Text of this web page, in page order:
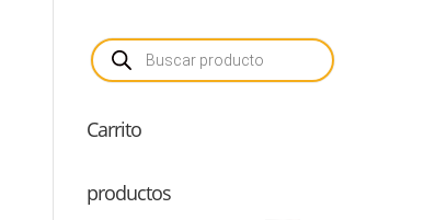
Búsqueda
de
productos
Carrito
productos